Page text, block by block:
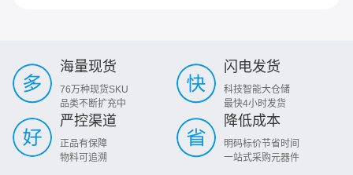
海量现货
76万种现货SKU
品类不断扩充中
闪电发货
科技智能大仓储
最快4小时发货
严控渠道
正品有保障
物料可追溯
降低成本
明码标价节省时间
一站式采购元器件